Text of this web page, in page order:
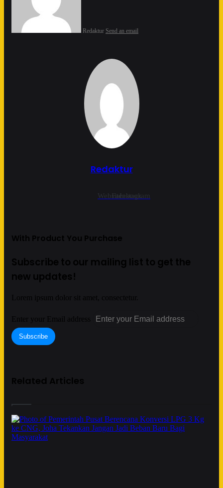
Redaktur Send an email
Redaktur
WebsiteFacebook
Instagram
With Product You Purchase
Subscribe to our mailing list to get the
new updates!
Lorem ipsum dolor sit amet, consectetur.
Enter your Email address
Related Articles